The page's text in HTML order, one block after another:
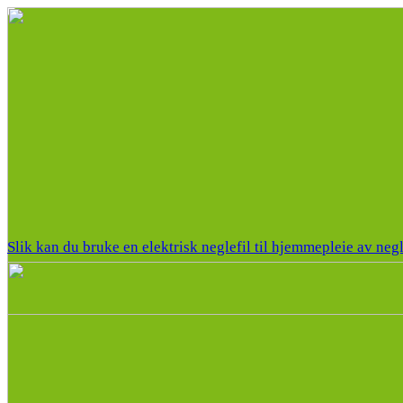
Slik kan du bruke en elektrisk neglefil til hjemmepleie av